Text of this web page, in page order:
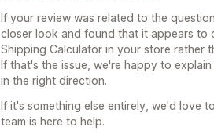
If your review was related to the
closer look and found that it appears to
Shipping Calculator in your store rather
If that's the issue, we're happy to
in the right direction.
If it's something else entirely, we'd love
team is here to help.